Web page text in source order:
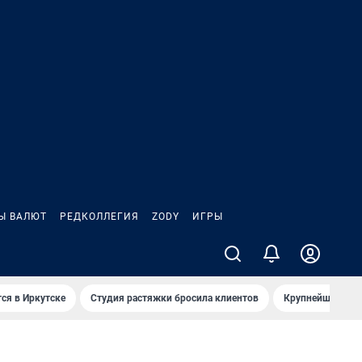
ВАЛЮТ РЕДКОЛЛЕГИЯ ZODY ИГРЫ
в Иркутске Студия растяжки бросила клиентов Крупнейшие